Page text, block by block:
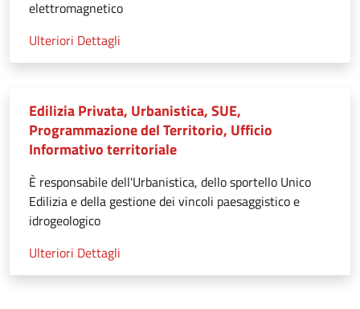
elettromagnetico
Ulteriori Dettagli
Edilizia Privata, Urbanistica, SUE,
Programmazione del Territorio, Ufficio
Informativo territoriale
È responsabile dell'Urbanistica, dello sportello Unico
Edilizia e della gestione dei vincoli paesaggistico e
idrogeologico
Ulteriori Dettagli